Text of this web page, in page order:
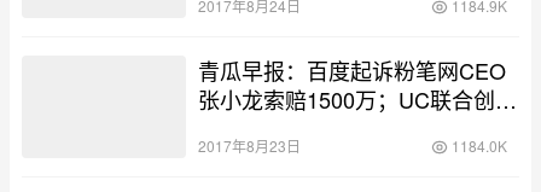
卖骑手被罚3次禁1年…
2017年8月24日 1184.9K
青瓜早报：百度起诉粉笔网CEO
张小龙索赔1500万；UC联合创始
陌陌营收增长2倍股价却暴跌18%
2017年8月23日 1184.0K